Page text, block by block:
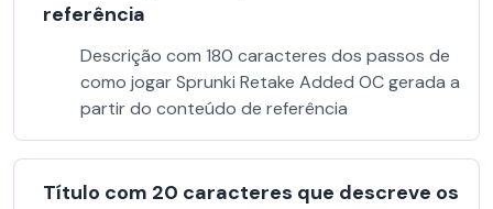
referência
Descrição com 180 caracteres dos passos de
como jogar Sprunki Retake Added OC gerada a
partir do conteúdo de referência
Título com 20 caracteres que descreve os